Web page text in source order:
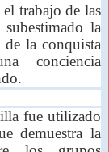
trabajo de las
subestimado la
la conquista
conciencia
fue utilizado
demuestra la